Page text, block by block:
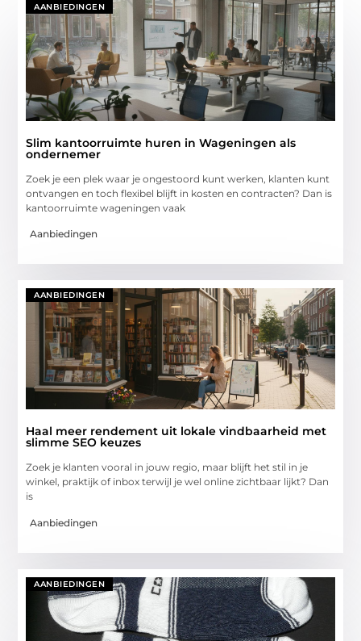
AANBIEDINGEN
Slim kantoorruimte huren in Wageningen als
ondernemer
Zoek je een plek waar je ongestoord kunt werken, klanten kunt
ontvangen en toch flexibel blijft in kosten en contracten? Dan is
kantoorruimte wageningen vaak
Aanbiedingen
AANBIEDINGEN
Haal meer rendement uit lokale vindbaarheid met
slimme SEO keuzes
Zoek je klanten vooral in jouw regio, maar blijft het stil in je
winkel, praktijk of inbox terwijl je wel online zichtbaar lijkt? Dan
is
Aanbiedingen
AANBIEDINGEN